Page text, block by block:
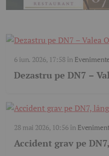
6 iun. 2026, 17:58în
Dezastru pe DN7 –
28 mai 2026, 10:56în
Accident grav pe